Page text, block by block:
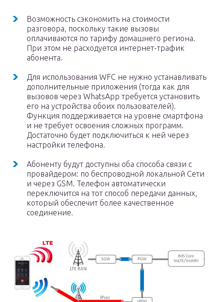
Возможность сэкономить на стоимости
разговора, поскольку такие вызовы
оплачиваются по тарифу домашнего региона.
При этом не расходуется интернет-трафик
абонента.
Для использования WFC не нужно устанавливать
дополнительные приложения (тогда как для
вызовов через WhatsApp требуется установить
его на устройства обоих пользователей).
Функция поддерживается на уровне смартфона
и не требует освоения сложных программ.
Достаточно будет подключиться к ней через
настройки телефона.
Абоненту будут доступны оба способа связи с
провайдером: по беспроводной локальной Сети
и через GSM. Телефон автоматически
переключится на тот способ передачи данных,
который обеспечит более качественное
соединение.